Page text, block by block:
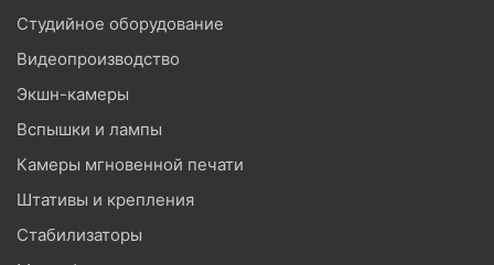
Студийное оборудование
Видеопроизводство
Экшн-камеры
Вспышки и лампы
Камеры мгновенной печати
Штативы и крепления
Стабилизаторы